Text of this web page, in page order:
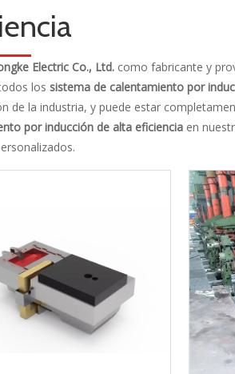
Electric Co., Ltd. como fabricante y
los sistema de calentamiento por
de la industria, y puede estar
por inducción de alta eficiencia en